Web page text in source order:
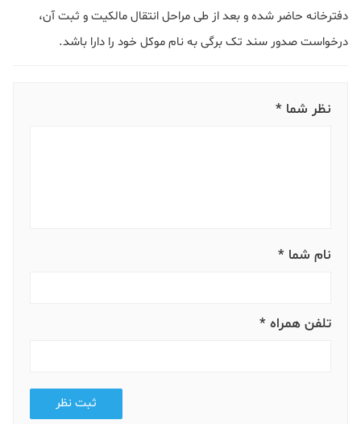
دفترخانه حاضر شده و بعد از طی مراحل انتقال مالکیت و ثبت آن،
درخواست صدور سند تک برگی به نام موکل خود را دارا باشد.
نظر شما *
نام شما *
تلفن همراه *
ثبت نظر